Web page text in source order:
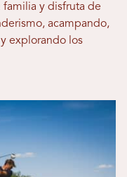
familia y disfruta de
acampando,
explorando los